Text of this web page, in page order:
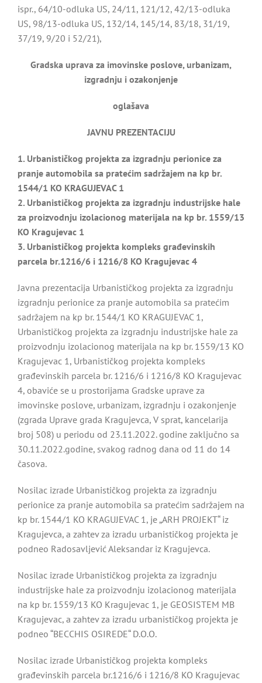
ispr., 64/10-odluka US, 24/11, 121/12, 42/13-odluka
US, 98/13-odluka US, 132/14, 145/14, 83/18, 31/19,
37/19, 9/20 i 52/21),
Gradska uprava za imovinske poslove, urbanizam,
izgradnju i ozakonjenje
oglašava
JAVNU PREZENTACIJU
1. Urbanističkog projekta za izgradnju perionice za
pranje automobila sa pratećim sadržajem na kp br.
1544/1 KO KRAGUJEVAC 1
2. Urbanističkog projekta za izgradnju industrijske hale
za proizvodnju izolacionog materijala na kp br. 1559/13
KO Kragujevac 1
3. Urbanističkog projekta kompleks građevinskih
parcela br.1216/6 i 1216/8 KO Kragujevac 4
Javna prezentacija Urbanističkog projekta za izgradnju
izgradnju perionice za pranje automobila sa pratećim
sadržajem na kp br. 1544/1 KO KRAGUJEVAC 1,
Urbanističkog projekta za izgradnju industrijske hale za
proizvodnju izolacionog materijala na kp br. 1559/13 KO
Kragujevac 1, Urbanističkog projekta kompleks
građevinskih parcela br. 1216/6 i 1216/8 KO Kragujevac
4, obaviće se u prostorijama Gradske uprave za
imovinske poslove, urbanizam, izgradnju i ozakonjenje
(zgrada Uprave grada Kragujevca, V sprat, kancelarija
broj 508) u periodu od 23.11.2022. godine zaključno sa
30.11.2022.godine, svakog radnog dana od 11 do 14
časova.
Nosilac izrade Urbanističkog projekta za izgradnju
perionice za pranje automobila sa pratećim sadržajem na
kp br. 1544/1 KO KRAGUJEVAC 1, je „ARH PROJEKT“ iz
Kragujevca, a zahtev za izradu urbanističkog projekta je
podneo Radosavljević Aleksandar iz Kragujevca.
Nosilac izrade Urbanističkog projekta za izgradnju
industrijske hale za proizvodnju izolacionog materijala
na kp br. 1559/13 KO Kragujevac 1, je GEOSISTEM MB
Kragujevac, a zahtev za izradu urbanističkog projekta je
podneo “BECCHIS OSIREDE“ D.O.O.
Nosilac izrade Urbanističkog projekta kompleks
građevinskih parcela br.1216/6 i 1216/8 KO Kragujevac